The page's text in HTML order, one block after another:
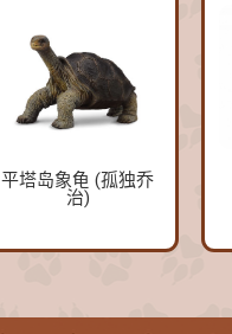
平塔岛象龟 (孤独乔
治)